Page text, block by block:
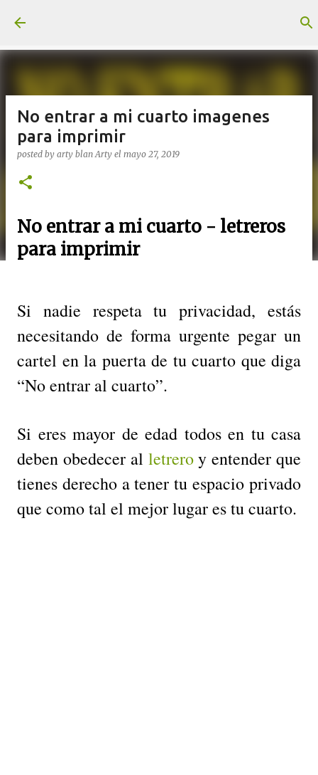
No entrar a mi cuarto imagenes
para imprimir
posted by arty blanArty el mayo 27, 2019
No entrar a mi cuarto - letreros
para imprimir
Si nadie respeta tu privacidad, estás
necesitando de forma urgente pegar un
cartel en la puerta de tu cuarto que diga
“No entrar al cuarto”.
Si eres mayor de edad todos en tu casa
deben obedecer al letreroy entender que
tienes derecho a tener tu espacio privado
que como tal el mejor lugar es tu cuarto.